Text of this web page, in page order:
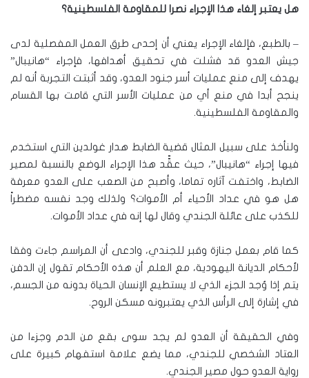
هل يعتبر إلغاء هذا الإجراء نصرا للمقاومة الفلسطينية؟
– بالطبع، فإلغاء الإجراء يعني أن إحدى طرق العمل المفصلية لدى
جيش العدو قد فشلت في تحقيق أهدافها، فإجراء “هانيبال”
يهدف إلى منع عمليات أسر جنود العدو، وقد أثبتت التجربة أنه لم
ينجح أبدا في منع أي من عمليات الأسر التي قامت بها القسام
والمقاومة الفلسطينية.
ولنأخذ على سبيل المثال قضية الضابط هدار غولدين التي استخدم
فيها إجراء “هانيبال”، حيث عقّّد هذا الإجراء الوضع بالنسبة لمصير
الضابط، واختفت آثاره تماما، وأصبح من الصعب على العدو معرفة
هل هو في عداد الأحياء أم الأموات؟ ولذلك وجد نفسه مضطراً
للكذب على عائلة الجندي وقال لها إنه في عداد الأموات.
كما قام بعمل جنازة وقبر للجندي، وادعى أن المراسم جاءت وفقا
لأحكام الديانة اليهودية، مع العلم أن هذه الأحكام تقول إن الدفن
يتم إذا وُجد الجزء الذي لا يستطيع الإنسان الحياة بدونه من الجسم،
في إشارة إلى الرأس الذي يعتبرونه مسكن الروح.
وفي الحقيقة أن العدو لم يجد سوى بقع من الدم وجزءا من
العتاد الشخصي للجندي، مما يضع علامة استفهام كبيرة على
رواية العدو حول مصير الجندي.